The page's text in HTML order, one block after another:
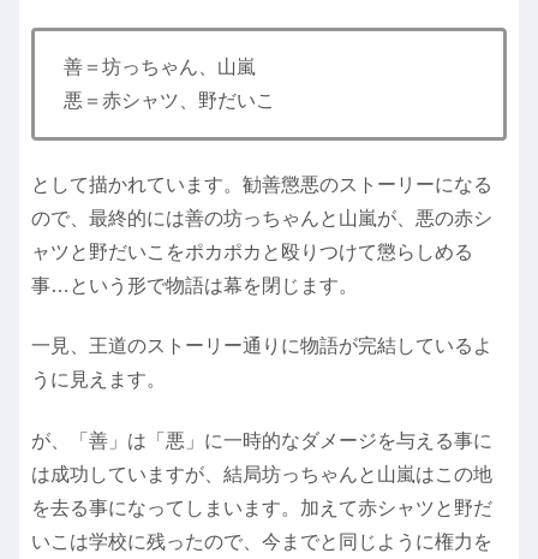
善＝坊っちゃん、山嵐
悪＝赤シャツ、野だいこ
として描かれています。勧善懲悪のストーリーになる
ので、最終的には善の坊っちゃんと山嵐が、悪の赤シ
ャツと野だいこをポカポカと殴りつけて懲らしめる
事…という形で物語は幕を閉じます。
一見、王道のストーリー通りに物語が完結しているよ
うに見えます。
が、「善」は「悪」に一時的なダメージを与える事に
は成功していますが、結局坊っちゃんと山嵐はこの地
を去る事になってしまいます。加えて赤シャツと野だ
いこは学校に残ったので、今までと同じように権力を